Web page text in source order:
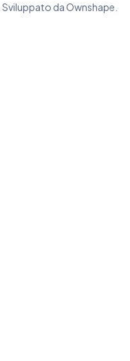
da Ownshape.